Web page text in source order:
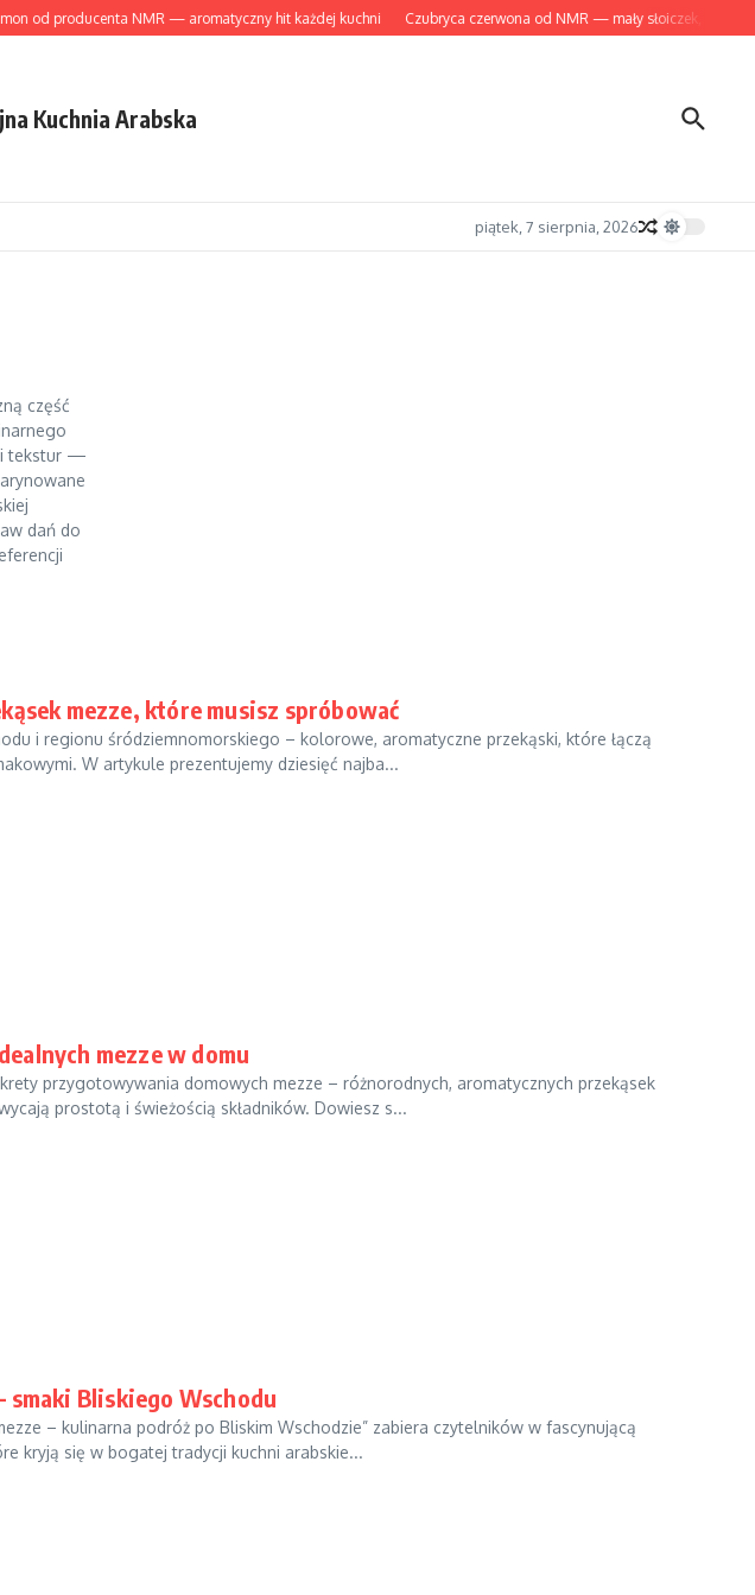
od producenta NMR — aromatyczny hit każdej kuchni Czubryca czerwona od NMR — mały słoiczek, wielki
Kuchnia Arabska
piątek, 7 sierpnia, 2026
część
i tekstur —
dań do
mezze, które musisz spróbować
i regionu śródziemnomorskiego – kolorowe, aromatyczne przekąski, które łączą
W artykule prezentujemy dziesięć najba...
mezze w domu
przygotowywania domowych mezze – różnorodnych, aromatycznych przekąsek
prostotą i świeżością składników. Dowiesz s...
smaki Bliskiego Wschodu
– kulinarna podróż po Bliskim Wschodzie” zabiera czytelników w fascynującą
kryją się w bogatej tradycji kuchni arabskie...